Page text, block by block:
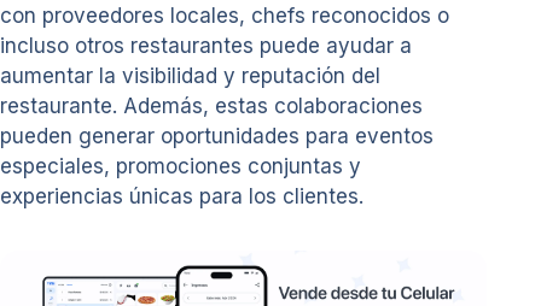
con proveedores locales, chefs reconocidos o
incluso otros restaurantes puede ayudar a
aumentar la visibilidad y reputación del
restaurante. Además, estas colaboraciones
pueden generar oportunidades para eventos
especiales, promociones conjuntas y
experiencias únicas para los clientes.